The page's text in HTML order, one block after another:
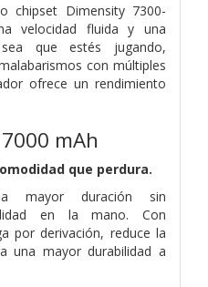
chipset Dimensity 7300-
velocidad fluida y una
que estés jugando,
con múltiples
ofrece un rendimiento
mAh
que perdura.
mayor duración sin
en la mano. Con
por derivación, reduce la
una mayor durabilidad a